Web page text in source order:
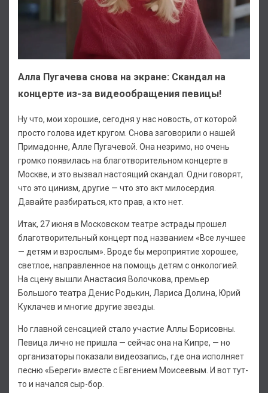
Алла Пугачева снова на экране: Скандал на
концерте из-за видеообращения певицы!
Ну что, мои хорошие, сегодня у нас новость, от которой
просто голова идет кругом. Снова заговорили о нашей
Примадонне, Алле Пугачевой. Она незримо, но очень
громко появилась на благотворительном концерте в
Москве, и это вызвал настоящий скандал. Одни говорят,
что это цинизм, другие — что это акт милосердия.
Давайте разбираться, кто прав, а кто нет.
Итак, 27 июня в Московском театре эстрады прошел
благотворительный концерт под названием «Все лучшее
— детям и взрослым». Вроде бы мероприятие хорошее,
светлое, направленное на помощь детям с онкологией.
На сцену вышли Анастасия Волочкова, премьер
Большого театра Денис Родькин, Лариса Долина, Юрий
Куклачев и многие другие звезды.
Но главной сенсацией стало участие Аллы Борисовны.
Певица лично не пришла — сейчас она на Кипре, — но
организаторы показали видеозапись, где она исполняет
песню «Береги» вместе с Евгением Моисеевым. И вот тут-
то и начался сыр-бор.